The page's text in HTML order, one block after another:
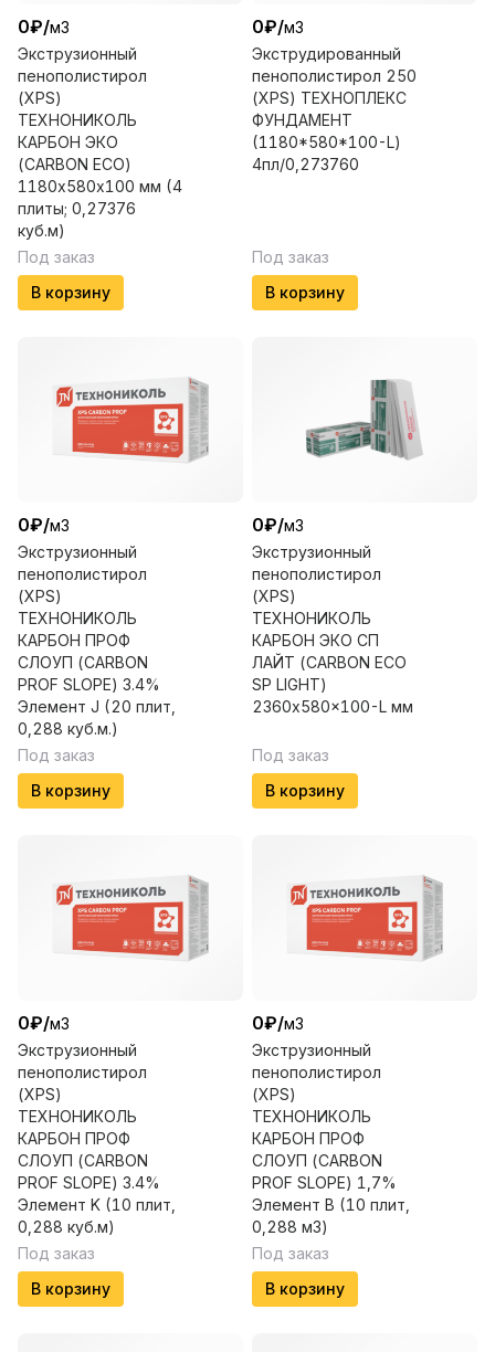
0₽/м3
Экструзионный
пенополистирол
(XPS)
ТЕХНОНИКОЛЬ
КАРБОН ЭКО
(CARBON ЕСО)
1180х580х100 мм (4
плиты; 0,27376
куб.м)
Под заказ
В корзину
0₽/м3
Экструдированный
пенополистирол 250
(XPS) ТЕХНОПЛЕКС
ФУНДАМЕНТ
(1180*580*100-L)
4пл/0,273760
Под заказ
В корзину
0₽/м3
Экструзионный
пенополистирол
(XPS)
ТЕХНОНИКОЛЬ
КАРБОН ПРОФ
СЛОУП (CARBON
PROF SLOPE) 3.4%
Элемент J (20 плит,
0,288 куб.м.)
Под заказ
В корзину
0₽/м3
Экструзионный
пенополистирол
(XPS)
ТЕХНОНИКОЛЬ
КАРБОН ЭКО СП
ЛАЙТ (CARBON ECO
SP LIGHT)
2360x580x100-L мм
Под заказ
В корзину
0₽/м3
Экструзионный
пенополистирол
(XPS)
ТЕХНОНИКОЛЬ
КАРБОН ПРОФ
СЛОУП (CARBON
PROF SLOPE) 3.4%
Элемент K (10 плит,
0,288 куб.м)
Под заказ
В корзину
0₽/м3
Экструзионный
пенополистирол
(XPS)
ТЕХНОНИКОЛЬ
КАРБОН ПРОФ
СЛОУП (CARBON
PROF SLOPE) 1,7%
Элемент B (10 плит,
0,288 м3)
Под заказ
В корзину